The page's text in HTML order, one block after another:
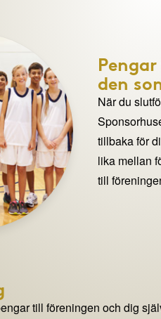
den
När du
tillbaka för
lika mellan
till
till föreningen och dig